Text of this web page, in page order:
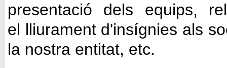
presentació dels equips,
el lliurament d'insígnies als
la nostra entitat, etc.